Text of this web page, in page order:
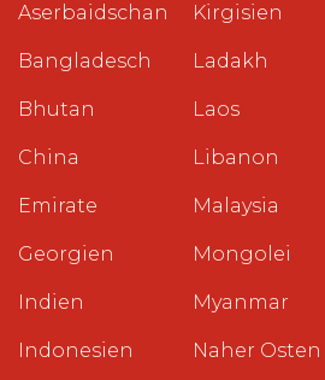
Aserbaidschan
Bangladesch
Bhutan
China
Emirate
Georgien
Indien
Indonesien
Kirgisien
Ladakh
Laos
Libanon
Malaysia
Mongolei
Myanmar
Naher Osten